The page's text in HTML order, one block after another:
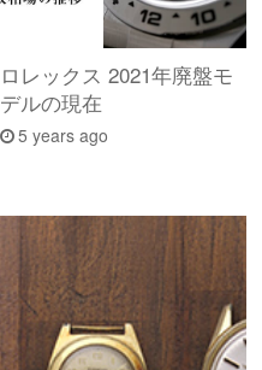
ロレックス 2021年廃盤モ
デルの現在
5 years ago